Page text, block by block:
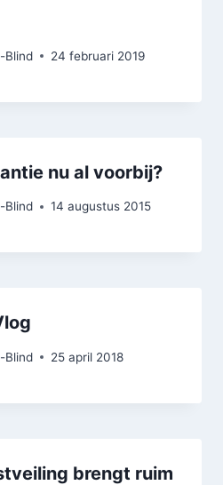
Blind 24 februari 2019
nu al voorbij?
Blind 14 augustus 2015
Blind 25 april 2018
brengt ruim